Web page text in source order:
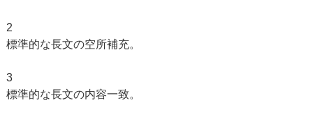
2
標準的な長文の空所補充。
3
標準的な長文の内容一致。